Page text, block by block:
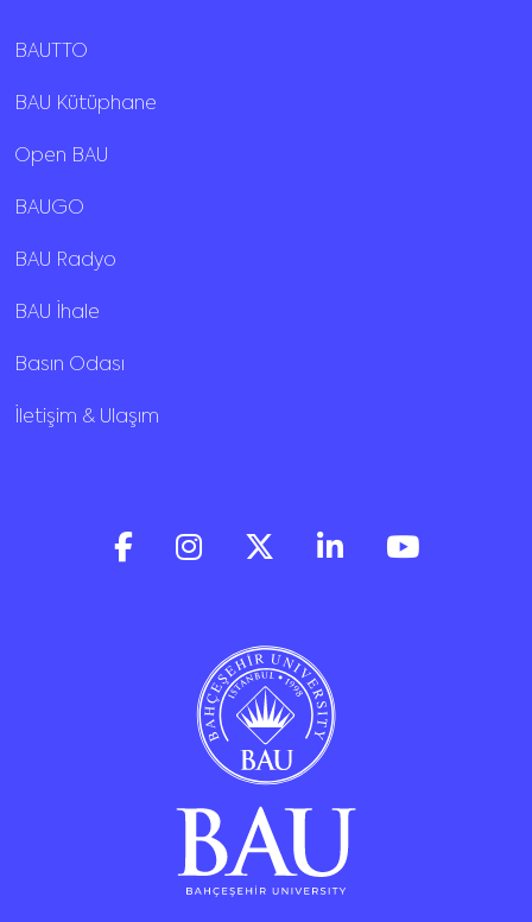
BAUTTO
BAU Kütüphane
Open BAU
BAUGO
BAU Radyo
BAU İhale
Basın Odası
İletişim & Ulaşım